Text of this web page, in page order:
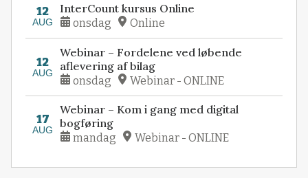
12
AUG
InterCount kursus Online
onsdag Online
12
AUG
Webinar – Fordelene ved løbende
aflevering af bilag
onsdag Webinar - ONLINE
17
AUG
Webinar – Kom i gang med digital
bogføring
mandag Webinar - ONLINE